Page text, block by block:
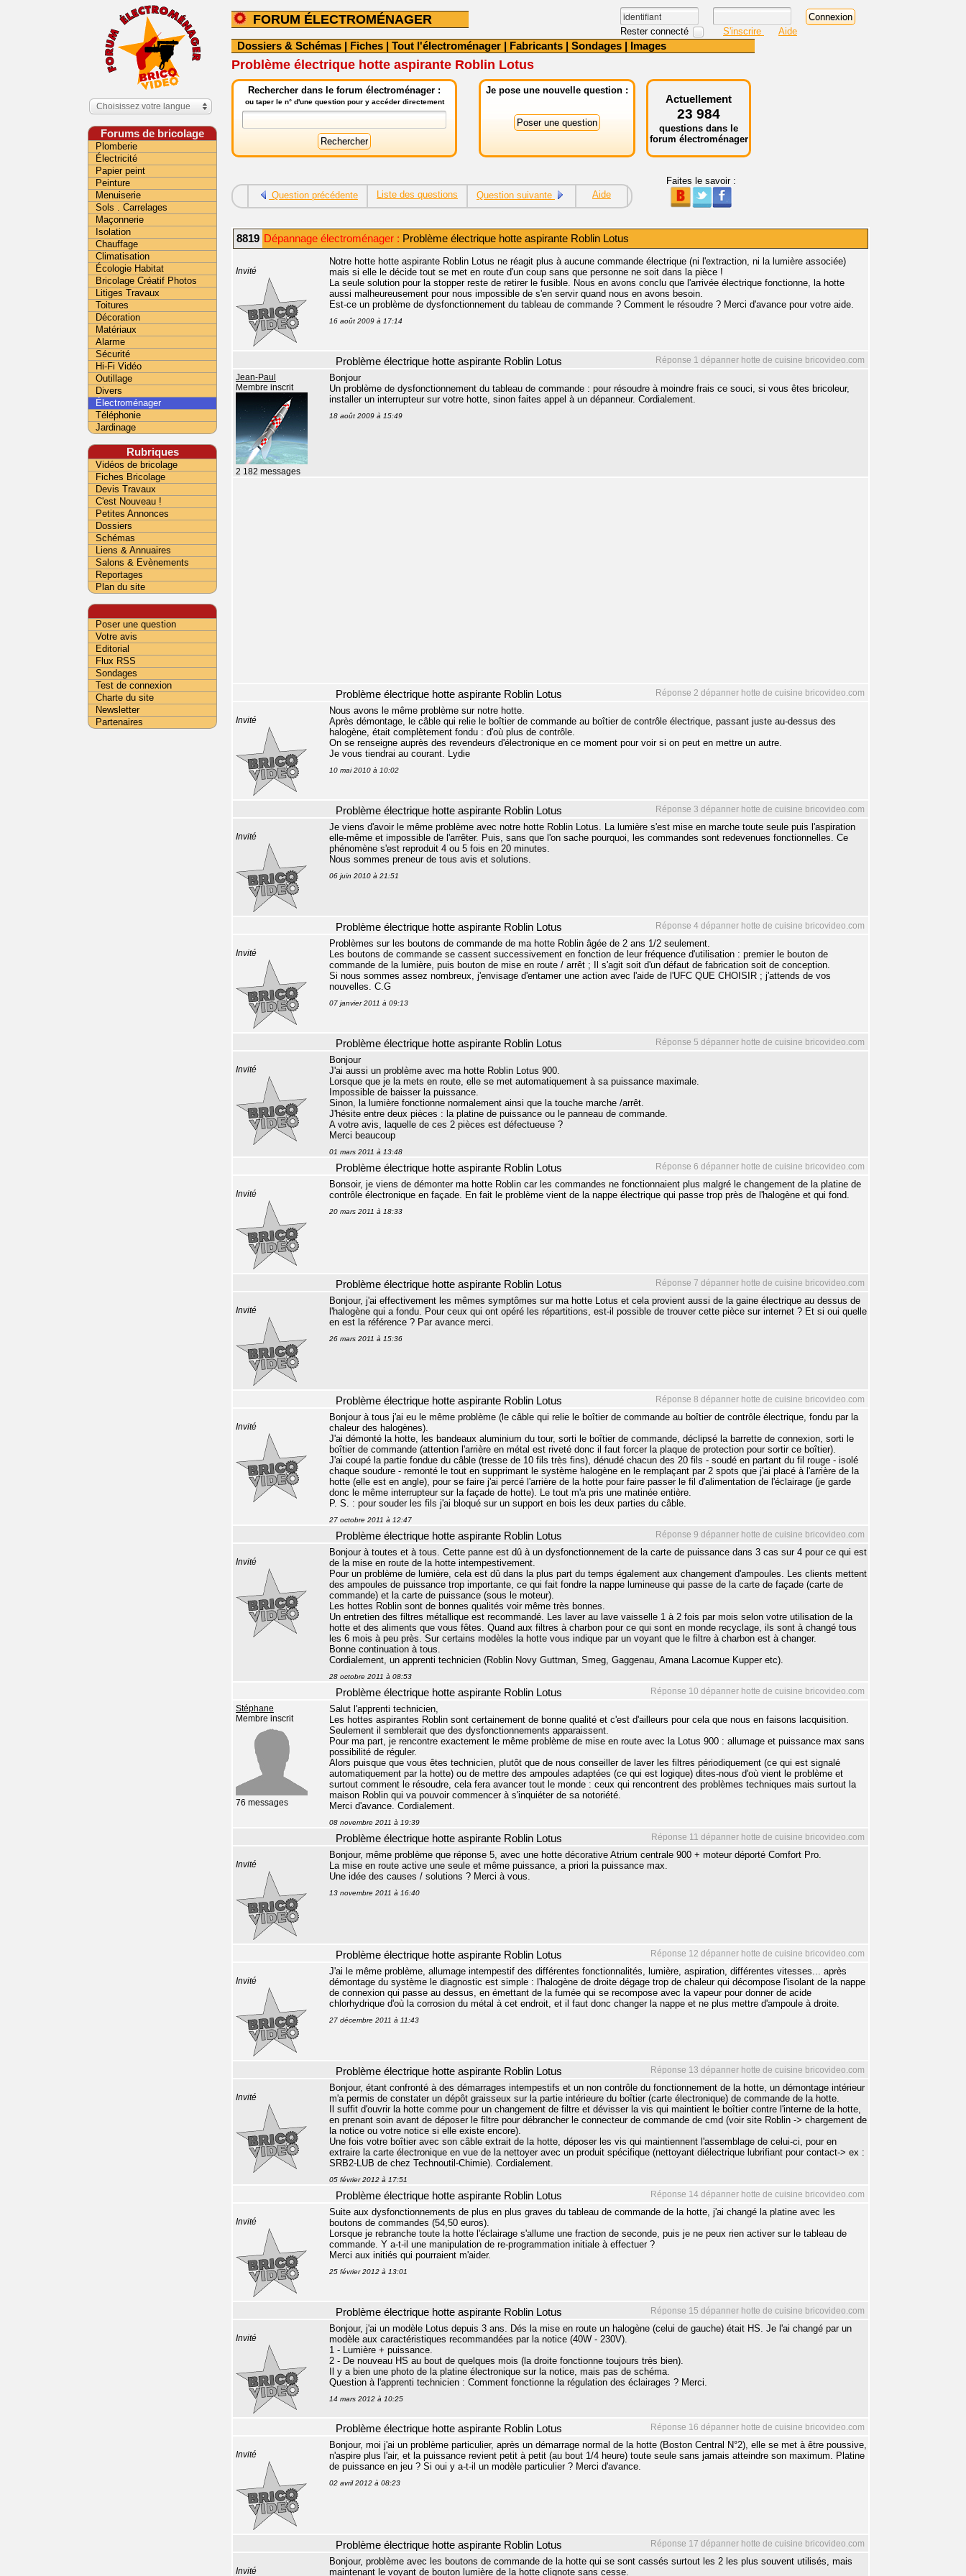
FORUM ÉLECTROMÉNAGER
Rester connecté S'inscrire Aide
Dossiers & Schémas | Fiches | Tout l'électroménager | Fabricants | Sondages | Images
Problème électrique hotte aspirante Roblin Lotus
Rechercher dans le forum électroménager :
ou taper le n° d'une question pour y accéder directement
Je pose une nouvelle question :
Actuellement
23 984
questions dans le
forum électroménager
Question précédente Liste des questions Question suivante Aide
Faites le savoir :
8819 Dépannage électroménager : Problème électrique hotte aspirante Roblin Lotus
Invité
Notre hotte hotte aspirante Roblin Lotus ne réagit plus à aucune commande électrique (ni l'extraction, ni la lumière associée)
mais si elle le décide tout se met en route d'un coup sans que personne ne soit dans la pièce !
La seule solution pour la stopper reste de retirer le fusible. Nous en avons conclu que l'arrivée électrique fonctionne, la hotte
aussi malheureusement pour nous impossible de s'en servir quand nous en avons besoin.
Est-ce un problème de dysfonctionnement du tableau de commande ? Comment le résoudre ? Merci d'avance pour votre aide.
16 août 2009 à 17:14
Réponse 1 dépanner hotte de cuisine bricovideo.com
Problème électrique hotte aspirante Roblin Lotus
Jean-Paul
Membre inscrit
2 182 messages
Bonjour
Un problème de dysfonctionnement du tableau de commande : pour résoudre à moindre frais ce souci, si vous êtes bricoleur,
installer un interrupteur sur votre hotte, sinon faites appel à un dépanneur. Cordialement.
18 août 2009 à 15:49
Réponse 2 dépanner hotte de cuisine bricovideo.com
Problème électrique hotte aspirante Roblin Lotus
Invité
Nous avons le même problème sur notre hotte.
Après démontage, le câble qui relie le boîtier de commande au boîtier de contrôle électrique, passant juste au-dessus des
halogène, était complètement fondu : d'où plus de contrôle.
On se renseigne auprès des revendeurs d'électronique en ce moment pour voir si on peut en mettre un autre.
Je vous tiendrai au courant. Lydie
10 mai 2010 à 10:02
Réponse 3 dépanner hotte de cuisine bricovideo.com
Problème électrique hotte aspirante Roblin Lotus
Invité
Je viens d'avoir le même problème avec notre hotte Roblin Lotus. La lumière s'est mise en marche toute seule puis l'aspiration
elle-même et impossible de l'arrêter. Puis, sans que l'on sache pourquoi, les commandes sont redevenues fonctionnelles. Ce
phénomène s'est reproduit 4 ou 5 fois en 20 minutes.
Nous sommes preneur de tous avis et solutions.
06 juin 2010 à 21:51
Réponse 4 dépanner hotte de cuisine bricovideo.com
Problème électrique hotte aspirante Roblin Lotus
Invité
Problèmes sur les boutons de commande de ma hotte Roblin âgée de 2 ans 1/2 seulement.
Les boutons de commande se cassent successivement en fonction de leur fréquence d'utilisation : premier le bouton de
commande de la lumière, puis bouton de mise en route / arrêt ; Il s'agit soit d'un défaut de fabrication soit de conception.
Si nous sommes assez nombreux, j'envisage d'entamer une action avec l'aide de l'UFC QUE CHOISIR ; j'attends de vos
nouvelles. C.G
07 janvier 2011 à 09:13
Réponse 5 dépanner hotte de cuisine bricovideo.com
Problème électrique hotte aspirante Roblin Lotus
Invité
Bonjour
J'ai aussi un problème avec ma hotte Roblin Lotus 900.
Lorsque que je la mets en route, elle se met automatiquement à sa puissance maximale.
Impossible de baisser la puissance.
Sinon, la lumière fonctionne normalement ainsi que la touche marche /arrêt.
J'hésite entre deux pièces : la platine de puissance ou le panneau de commande.
A votre avis, laquelle de ces 2 pièces est défectueuse ?
Merci beaucoup
01 mars 2011 à 13:48
Réponse 6 dépanner hotte de cuisine bricovideo.com
Problème électrique hotte aspirante Roblin Lotus
Invité
Bonsoir, je viens de démonter ma hotte Roblin car les commandes ne fonctionnaient plus malgré le changement de la platine de
contrôle électronique en façade. En fait le problème vient de la nappe électrique qui passe trop près de l'halogène et qui fond.
20 mars 2011 à 18:33
Réponse 7 dépanner hotte de cuisine bricovideo.com
Problème électrique hotte aspirante Roblin Lotus
Invité
Bonjour, j'ai effectivement les mêmes symptômes sur ma hotte Lotus et cela provient aussi de la gaine électrique au dessus de
l'halogène qui a fondu. Pour ceux qui ont opéré les répartitions, est-il possible de trouver cette pièce sur internet ? Et si oui quelle
en est la référence ? Par avance merci.
26 mars 2011 à 15:36
Réponse 8 dépanner hotte de cuisine bricovideo.com
Problème électrique hotte aspirante Roblin Lotus
Invité
Bonjour à tous j'ai eu le même problème (le câble qui relie le boîtier de commande au boîtier de contrôle électrique, fondu par la
chaleur des halogènes).
J'ai démonté la hotte, les bandeaux aluminium du tour, sorti le boîtier de commande, déclipsé la barrette de connexion, sorti le
boîtier de commande (attention l'arrière en métal est riveté donc il faut forcer la plaque de protection pour sortir ce boîtier).
J'ai coupé la partie fondue du câble (tresse de 10 fils très fins), dénudé chacun des 20 fils - soudé en partant du fil rouge - isolé
chaque soudure - remonté le tout en supprimant le système halogène en le remplaçant par 2 spots que j'ai placé à l'arrière de la
hotte (elle est en angle), pour se faire j'ai percé l'arrière de la hotte pour faire passer le fil d'alimentation de l'éclairage (je garde
donc le même interrupteur sur la façade de hotte). Le tout m'a pris une matinée entière.
P. S. : pour souder les fils j'ai bloqué sur un support en bois les deux parties du câble.
27 octobre 2011 à 12:47
Réponse 9 dépanner hotte de cuisine bricovideo.com
Problème électrique hotte aspirante Roblin Lotus
Invité
Bonjour à toutes et à tous. Cette panne est dû à un dysfonctionnement de la carte de puissance dans 3 cas sur 4 pour ce qui est
de la mise en route de la hotte intempestivement.
Pour un problème de lumière, cela est dû dans la plus part du temps également aux changement d'ampoules. Les clients mettent
des ampoules de puissance trop importante, ce qui fait fondre la nappe lumineuse qui passe de la carte de façade (carte de
commande) et la carte de puissance (sous le moteur).
Les hottes Roblin sont de bonnes qualités voir même très bonnes.
Un entretien des filtres métallique est recommandé. Les laver au lave vaisselle 1 à 2 fois par mois selon votre utilisation de la
hotte et des aliments que vous fêtes. Quand aux filtres à charbon pour ce qui sont en monde recyclage, ils sont à changé tous
les 6 mois à peu près. Sur certains modèles la hotte vous indique par un voyant que le filtre à charbon est à changer.
Bonne continuation à tous.
Cordialement, un apprenti technicien (Roblin Novy Guttman, Smeg, Gaggenau, Amana Lacornue Kupper etc).
28 octobre 2011 à 08:53
Réponse 10 dépanner hotte de cuisine bricovideo.com
Problème électrique hotte aspirante Roblin Lotus
Stéphane
Membre inscrit
76 messages
Salut l'apprenti technicien,
Les hottes aspirantes Roblin sont certainement de bonne qualité et c'est d'ailleurs pour cela que nous en faisons lacquisition.
Seulement il semblerait que des dysfonctionnements apparaissent.
Pour ma part, je rencontre exactement le même problème de mise en route avec la Lotus 900 : allumage et puissance max sans
possibilité de réguler.
Alors puisque que vous êtes technicien, plutôt que de nous conseiller de laver les filtres périodiquement (ce qui est signalé
automatiquement par la hotte) ou de mettre des ampoules adaptées (ce qui est logique) dites-nous d'où vient le problème et
surtout comment le résoudre, cela fera avancer tout le monde : ceux qui rencontrent des problèmes techniques mais surtout la
maison Roblin qui va pouvoir commencer à s'inquiéter de sa notoriété.
Merci d'avance. Cordialement.
08 novembre 2011 à 19:39
Réponse 11 dépanner hotte de cuisine bricovideo.com
Problème électrique hotte aspirante Roblin Lotus
Invité
Bonjour, même problème que réponse 5, avec une hotte décorative Atrium centrale 900 + moteur déporté Comfort Pro.
La mise en route active une seule et même puissance, a priori la puissance max.
Une idée des causes / solutions ? Merci à vous.
13 novembre 2011 à 16:40
Réponse 12 dépanner hotte de cuisine bricovideo.com
Problème électrique hotte aspirante Roblin Lotus
Invité
J'ai le même problème, allumage intempestif des différentes fonctionnalités, lumière, aspiration, différentes vitesses... après
démontage du système le diagnostic est simple : l'halogène de droite dégage trop de chaleur qui décompose l'isolant de la nappe
de connexion qui passe au dessus, en émettant de la fumée qui se recompose avec la vapeur pour donner de acide
chlorhydrique d'où la corrosion du métal à cet endroit, et il faut donc changer la nappe et ne plus mettre d'ampoule à droite.
27 décembre 2011 à 11:43
Réponse 13 dépanner hotte de cuisine bricovideo.com
Problème électrique hotte aspirante Roblin Lotus
Invité
Bonjour, étant confronté à des démarrages intempestifs et un non contrôle du fonctionnement de la hotte, un démontage intérieur
m'a permis de constater un dépôt graisseux sur la partie intérieure du boîtier (carte électronique) de commande de la hotte.
Il suffit d'ouvrir la hotte comme pour un changement de filtre et dévisser la vis qui maintient le boîtier contre l'interne de la hotte,
en prenant soin avant de déposer le filtre pour débrancher le connecteur de commande de cmd (voir site Roblin -> chargement de
la notice ou votre notice si elle existe encore).
Une fois votre boîtier avec son câble extrait de la hotte, déposer les vis qui maintiennent l'assemblage de celui-ci, pour en
extraire la carte électronique en vue de la nettoyer avec un produit spécifique (nettoyant diélectrique lubrifiant pour contact-> ex :
SRB2-LUB de chez Technoutil-Chimie). Cordialement.
05 février 2012 à 17:51
Réponse 14 dépanner hotte de cuisine bricovideo.com
Problème électrique hotte aspirante Roblin Lotus
Invité
Suite aux dysfonctionnements de plus en plus graves du tableau de commande de la hotte, j'ai changé la platine avec les
boutons de commandes (54,50 euros).
Lorsque je rebranche toute la hotte l'éclairage s'allume une fraction de seconde, puis je ne peux rien activer sur le tableau de
commande. Y a-t-il une manipulation de re-programmation initiale à effectuer ?
Merci aux initiés qui pourraient m'aider.
25 février 2012 à 13:01
Réponse 15 dépanner hotte de cuisine bricovideo.com
Problème électrique hotte aspirante Roblin Lotus
Invité
Bonjour, j'ai un modèle Lotus depuis 3 ans. Dés la mise en route un halogène (celui de gauche) était HS. Je l'ai changé par un
modèle aux caractéristiques recommandées par la notice (40W - 230V).
1 - Lumière + puissance.
2 - De nouveau HS au bout de quelques mois (la droite fonctionne toujours très bien).
Il y a bien une photo de la platine électronique sur la notice, mais pas de schéma.
Question à l'apprenti technicien : Comment fonctionne la régulation des éclairages ? Merci.
14 mars 2012 à 10:25
Réponse 16 dépanner hotte de cuisine bricovideo.com
Problème électrique hotte aspirante Roblin Lotus
Invité
Bonjour, moi j'ai un problème particulier, après un démarrage normal de la hotte (Boston Central N°2), elle se met à être poussive,
n'aspire plus l'air, et la puissance revient petit à petit (au bout 1/4 heure) toute seule sans jamais atteindre son maximum. Platine
de puissance en jeu ? Si oui y a-t-il un modèle particulier ? Merci d'avance.
02 avril 2012 à 08:23
Réponse 17 dépanner hotte de cuisine bricovideo.com
Problème électrique hotte aspirante Roblin Lotus
Invité
Bonjour, problème avec les boutons de commande de la hotte qui se sont cassés surtout les 2 les plus souvent utilisés, mais
maintenant le voyant de bouton lumière de la hotte clignote sans cesse.
Choisissez votre langue
Forums de bricolage
Plomberie
Électricité
Papier peint
Peinture
Menuiserie
Sols . Carrelages
Maçonnerie
Isolation
Chauffage
Climatisation
Écologie Habitat
Bricolage Créatif Photos
Litiges Travaux
Toitures
Décoration
Matériaux
Alarme
Sécurité
Hi-Fi Vidéo
Outillage
Divers
Électroménager
Téléphonie
Jardinage
Rubriques
Vidéos de bricolage
Fiches Bricolage
Devis Travaux
C'est Nouveau !
Petites Annonces
Dossiers
Schémas
Liens & Annuaires
Salons & Evènements
Reportages
Plan du site
Poser une question
Votre avis
Editorial
Flux RSS
Sondages
Test de connexion
Charte du site
Newsletter
Partenaires